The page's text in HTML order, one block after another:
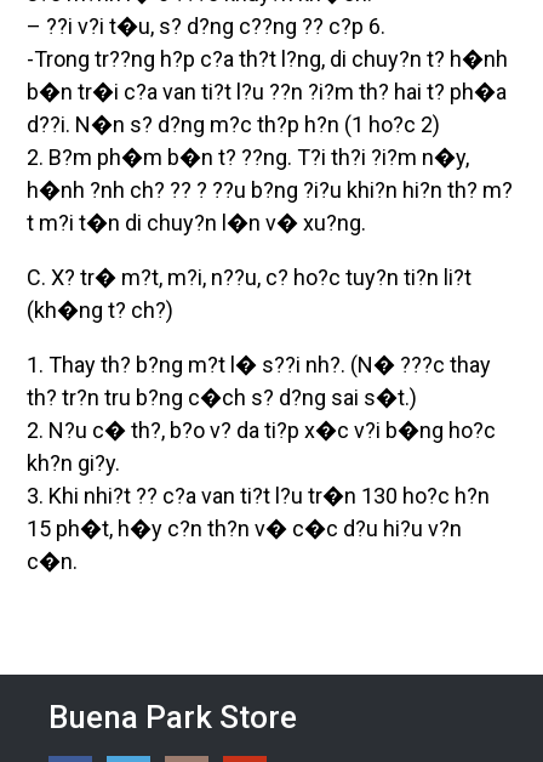
– ??i v?i t�u, s? d?ng c??ng ?? c?p 6.
-Trong tr??ng h?p c?a th?t l?ng, di chuy?n t? h�nh
b�n tr�i c?a van ti?t l?u ??n ?i?m th? hai t? ph�a
d??i. N�n s? d?ng m?c th?p h?n (1 ho?c 2)
2. B?m ph�m b�n t? ??ng. T?i th?i ?i?m n�y,
h�nh ?nh ch? ?? ? ??u b?ng ?i?u khi?n hi?n th? m?
t m?i t�n di chuy?n l�n v� xu?ng.
C. X? tr� m?t, m?i, n??u, c? ho?c tuy?n ti?n li?t
(kh�ng t? ch?)
1. Thay th? b?ng m?t l� s??i nh?. (N� ???c thay
th? tr?n tru b?ng c�ch s? d?ng sai s�t.)
2. N?u c� th?, b?o v? da ti?p x�c v?i b�ng ho?c
kh?n gi?y.
3. Khi nhi?t ?? c?a van ti?t l?u tr�n 130 ho?c h?n
15 ph�t, h�y c?n th?n v� c�c d?u hi?u v?n
c�n.
Buena Park Store